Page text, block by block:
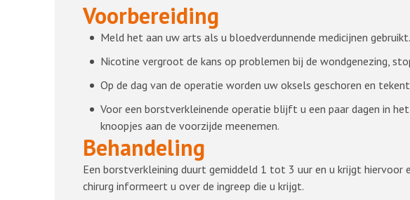
Voorbereiding
Meld het aan uw arts als u bloedverdunnende medicijnen
Nicotine vergroot de kans op problemen bij de wondgenezing,
Op de dag van de operatie worden uw oksels geschoren en
Voor een borstverkleinende operatie blijft u een paar dagen in
knoopjes aan de voorzijde meenemen.
Behandeling
Een borstverkleining duurt gemiddeld 1 tot 3 uur en u krijgt hiervoor
chirurg informeert u over de ingreep die u krijgt.